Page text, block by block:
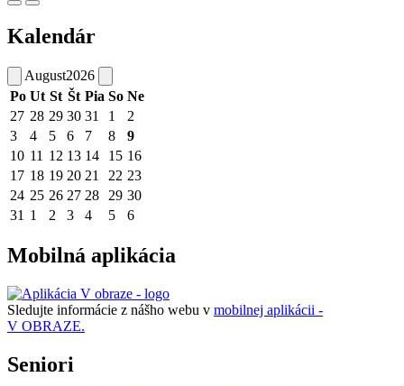
Kalendár
August2026
Po Ut St Št Pia So Ne
27 28 29 30 31 1
2
3
4 5 6 7 8
9
10 11 12 13 14 15 16
17 18 19 20 21 22 23
24 25 26 27 28 29 30
31 1 2 3 4 5 6
Mobilná aplikácia
Sledujte informácie z nášho webu v mobilnej aplikácii -
V OBRAZE.
Seniori